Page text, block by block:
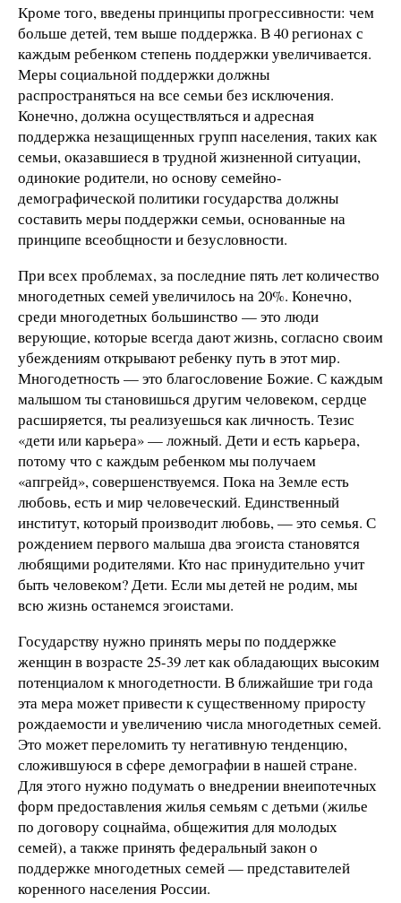
Кроме того, введены принципы прогрессивности: чем
больше детей, тем выше поддержка. В 40 регионах с
каждым ребенком степень поддержки увеличивается.
Меры социальной поддержки должны
распространяться на все семьи без исключения.
Конечно, должна осуществляться и адресная
поддержка незащищенных групп населения, таких как
семьи, оказавшиеся в трудной жизненной ситуации,
одинокие родители, но основу семейно-
демографической политики государства должны
составить меры поддержки семьи, основанные на
принципе всеобщности и безусловности.
При всех проблемах, за последние пять лет количество
многодетных семей увеличилось на 20%. Конечно,
среди многодетных большинство — это люди
верующие, которые всегда дают жизнь, согласно своим
убеждениям открывают ребенку путь в этот мир.
Многодетность — это благословение Божие. С каждым
малышом ты становишься другим человеком, сердце
расширяется, ты реализуешься как личность. Тезис
«дети или карьера» — ложный. Дети и есть карьера,
потому что с каждым ребенком мы получаем
«апгрейд», совершенствуемся. Пока на Земле есть
любовь, есть и мир человеческий. Единственный
институт, который производит любовь, — это семья. С
рождением первого малыша два эгоиста становятся
любящими родителями. Кто нас принудительно учит
быть человеком? Дети. Если мы детей не родим, мы
всю жизнь останемся эгоистами.
Государству нужно принять меры по поддержке
женщин в возрасте 25-39 лет как обладающих высоким
потенциалом к многодетности. В ближайшие три года
эта мера может привести к существенному приросту
рождаемости и увеличению числа многодетных семей.
Это может переломить ту негативную тенденцию,
сложившуюся в сфере демографии в нашей стране.
Для этого нужно подумать о внедрении внеипотечных
форм предоставления жилья семьям с детьми (жилье
по договору соцнайма, общежития для молодых
семей), а также принять федеральный закон о
поддержке многодетных семей — представителей
коренного населения России.